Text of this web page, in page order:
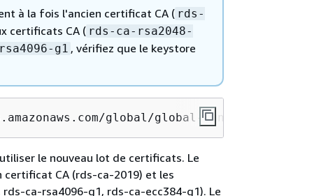
à la fois l'ancien certificat CA ( rds-
certificats CA ( rds-ca-rsa2048-
g1 , vérifiez que le keystore
global/global-bundle.pem
le nouveau lot de certificats. Le
certificat CA (rds-ca-2019) et les
ca-rsa4096-g1, rds-ca-ecc384-g1). Le